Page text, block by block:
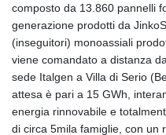
composto da 13.860 pannelli
generazione prodotti da
(inseguitori) monoassiali
viene comandato a distanza
sede Italgen a Villa di Serio
attesa è pari a 15 GWh,
energia rinnovabile e
di circa 5mila famiglie, con un